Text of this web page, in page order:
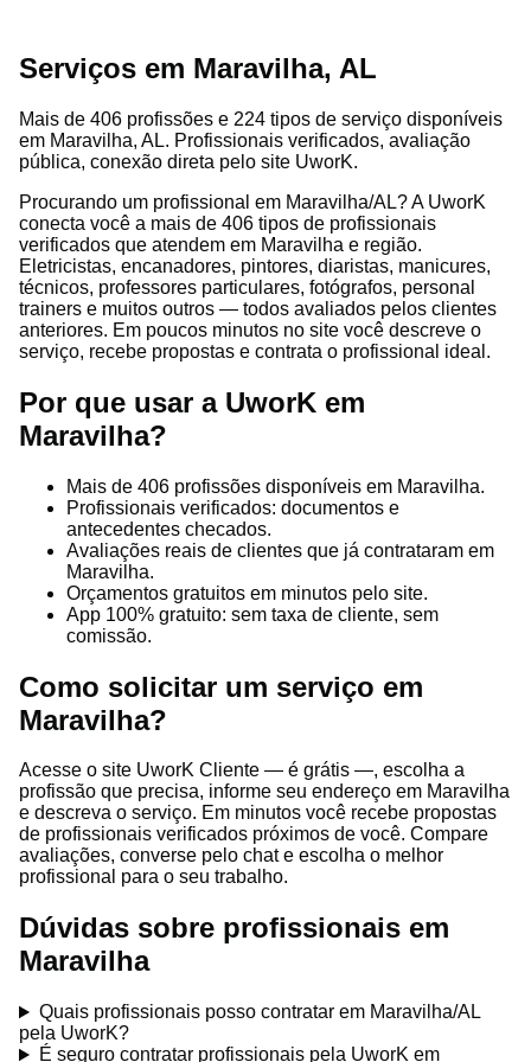
Serviços em Maravilha, AL
Mais de 406 profissões e 224 tipos de serviço disponíveis
em Maravilha, AL. Profissionais verificados, avaliação
pública, conexão direta pelo site UworK.
Procurando um profissional em Maravilha/AL? A UworK
conecta você a mais de 406 tipos de profissionais
verificados que atendem em Maravilha e região.
Eletricistas, encanadores, pintores, diaristas, manicures,
técnicos, professores particulares, fotógrafos, personal
trainers e muitos outros — todos avaliados pelos clientes
anteriores. Em poucos minutos no site você descreve o
serviço, recebe propostas e contrata o profissional ideal.
Por que usar a UworK em
Maravilha?
Mais de 406 profissões disponíveis em Maravilha.
Profissionais verificados: documentos e
antecedentes checados.
Avaliações reais de clientes que já contrataram em
Maravilha.
Orçamentos gratuitos em minutos pelo site.
App 100% gratuito: sem taxa de cliente, sem
comissão.
Como solicitar um serviço em
Maravilha?
Acesse o site UworK Cliente — é grátis —, escolha a
profissão que precisa, informe seu endereço em Maravilha
e descreva o serviço. Em minutos você recebe propostas
de profissionais verificados próximos de você. Compare
avaliações, converse pelo chat e escolha o melhor
profissional para o seu trabalho.
Dúvidas sobre profissionais em
Maravilha
Quais profissionais posso contratar em Maravilha/AL
pela UworK?
É seguro contratar profissionais pela UworK em